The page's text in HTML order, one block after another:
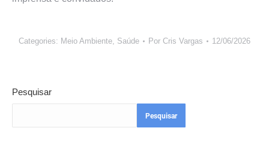
Categories: Meio Ambiente, Saúde Por Cris Vargas 12/06/2026
Pesquisar
Pesquisar